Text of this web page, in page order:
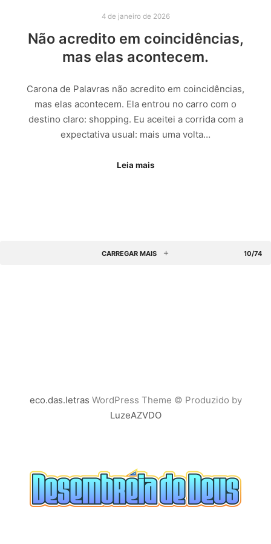
4 de janeiro de 2026
Não acredito em coincidências,
mas elas acontecem.
Carona de Palavras não acredito em coincidências,
mas elas acontecem. Ela entrou no carro com o
destino claro: shopping. Eu aceitei a corrida com a
expectativa usual: mais uma volta…
Leia mais
CARREGAR MAIS 10/74
eco.das.letras WordPress Theme © Produzido by
LuzeAZVDO